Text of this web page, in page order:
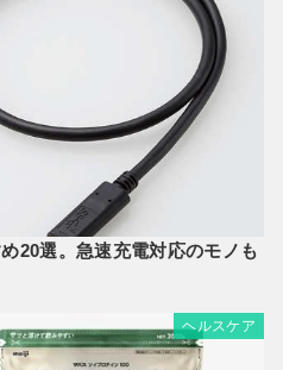
20選。急速充電対応のモノも
ヘルスケア